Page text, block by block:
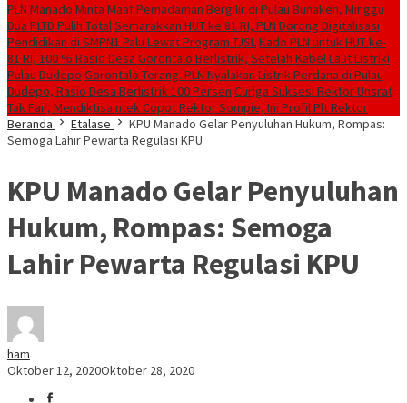
PLN Manado Minta Maaf Pemadaman Bergilir di Pulau Bunaken, Minggu
Dua PLTD Pulih TotalSemarakkan HUT ke 81 RI, PLN Dorong Digitalisasi
Pendidikan di SMPN1 Palu Lewat Program TJSLKado PLN untuk HUT ke-
81 RI, 100 % Rasio Desa Gorontalo Berlistrik, Setelah Kabel Laut Listriki
Pulau Dudepo Gorontalo Terang. PLN Nyalakan Listrik Perdana di Pulau
Dudepo, Rasio Desa Berlistrik 100 Persen Curiga Suksesi Rektor Unsrat
Tak Fair, Mendiktisaintek Copot Rektor Sompie, Ini Profil Plt Rektor
Beranda
Etalase
KPU Manado Gelar Penyuluhan Hukum, Rompas:
Semoga Lahir Pewarta Regulasi KPU
KPU Manado Gelar Penyuluhan
Hukum, Rompas: Semoga
Lahir Pewarta Regulasi KPU
ham
Oktober 12, 2020Oktober 28, 2020